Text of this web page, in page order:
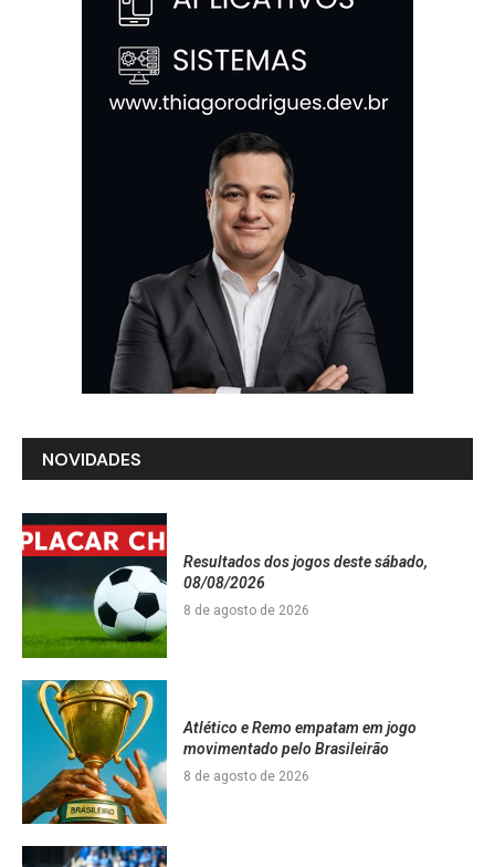
NOVIDADES
Resultados dos jogos deste sábado,
08/08/2026
8 de agosto de 2026
Atlético e Remo empatam em jogo
movimentado pelo Brasileirão
8 de agosto de 2026